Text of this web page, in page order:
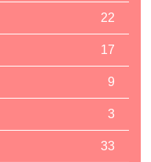
22
17
9
3
33